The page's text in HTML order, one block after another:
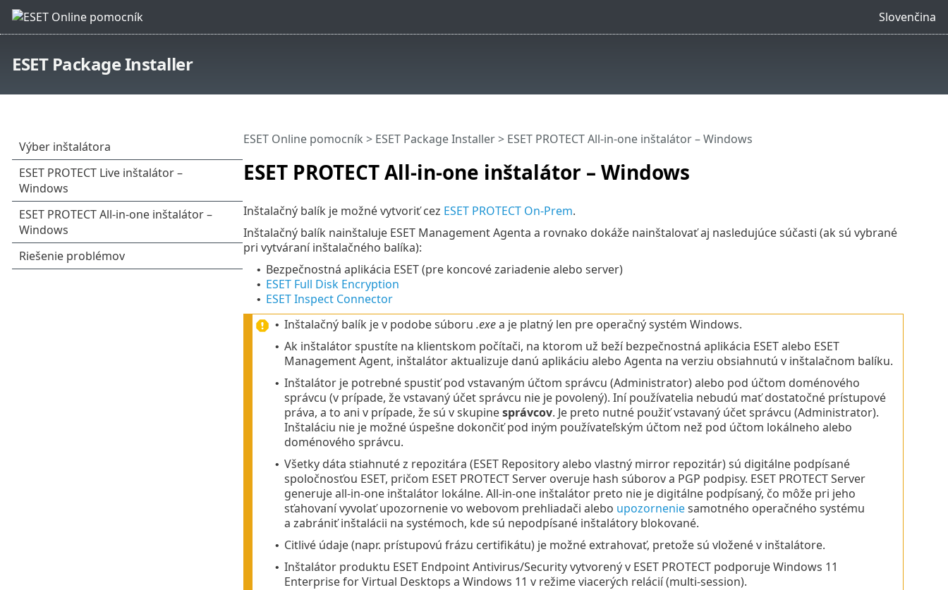
Slovenčina
ESET Package Installer
ESET PROTECT All-in-one inštalátor – Windows
ESET Online pomocník > ESET Package Installer> ESET PROTECT All-in-one inštalátor – Windows
Inštalačný balík je možné vytvoriť cez ESET PROTECT On-Prem.
Inštalačný balík nainštaluje ESET Management Agenta a rovnako dokáže nainštalovať aj nasledujúce súčasti (ak sú vybrané
pri vytváraní inštalačného balíka):
• Bezpečnostná aplikácia ESET (pre koncové zariadenie alebo server)
• ESET Full Disk Encryption
• ESET Inspect Connector
• Inštalačný balík je v podobe súboru .exea je platný len pre operačný systém Windows.
• Ak inštalátor spustíte na klientskom počítači, na ktorom už beží bezpečnostná aplikácia ESET alebo ESET
Management Agent, inštalátor aktualizuje danú aplikáciu alebo Agenta na verziu obsiahnutú v inštalačnom balíku.
• Inštalátor je potrebné spustiť pod vstavaným účtom správcu (Administrator) alebo pod účtom doménového
správcu (v prípade, že vstavaný účet správcu nie je povolený). Iní používatelia nebudú mať dostatočné prístupové
práva, a to ani v prípade, že sú v skupinesprávcov. Je preto nutné použiť vstavaný účet správcu (Administrator).
Inštaláciu nie je možné úspešne dokončiť pod iným používateľským účtom než pod účtom lokálneho alebo
doménového správcu.
• Všetky dáta stiahnuté z repozitára (ESET Repository alebo vlastný mirror repozitár) sú digitálne podpísané
spoločnosťou ESET, pričom ESET PROTECT Server overuje hash súborov a PGP podpisy. ESET PROTECT Server
generuje all‑in‑one inštalátor lokálne. All-in-one inštalátor preto nie je digitálne podpísaný, čo môže pri jeho
sťahovaní vyvolať upozornenie vo webovom prehliadači alebo upozorneniesamotného operačného systému
a zabrániť inštalácii na systémoch, kde sú nepodpísané inštalátory blokované.
• Citlivé údaje (napr. prístupovú frázu certifikátu) je možné extrahovať, pretože sú vložené v inštalátore.
• Inštalátor produktu ESET Endpoint Antivirus/Security vytvorený v ESET PROTECT podporuje Windows 11
Enterprise for Virtual Desktops a Windows 11 v režime viacerých relácií (multi-session).